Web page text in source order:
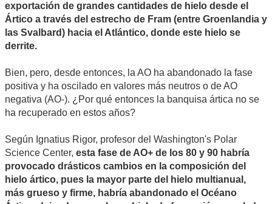
exportación de grandes cantidades de hielo desde el
Ártico a través del estrecho de Fram (entre Groenlandia y
las Svalbard) hacia el Atlántico, donde este hielo se
derrite.
Bien, pero, desde entonces, la AO ha abandonado la fase
positiva y ha oscilado en valores más neutros o de AO
negativa (AO-). ¿Por qué entonces la banquisa ártica no se
ha recuperado en estos años?
Según Ignatius Rigor, profesor del Washington's Polar
Science Center, esta fase de AO+ de los 80 y 90 habría
provocado drásticos cambios en la composición del
hielo ártico, pues la mayor parte del hielo multianual,
más grueso y firme, habría abandonado el Océano